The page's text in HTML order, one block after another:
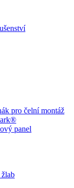
pro čelní montáž
panel